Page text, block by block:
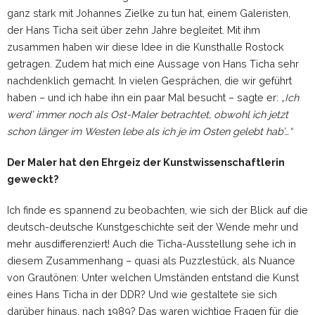
ganz stark mit Johannes Zielke zu tun hat, einem Galeristen,
der Hans Ticha seit über zehn Jahre begleitet. Mit ihm
zusammen haben wir diese Idee in die Kunsthalle Rostock
getragen. Zudem hat mich eine Aussage von Hans Ticha sehr
nachdenklich gemacht. In vielen Gesprächen, die wir geführt
haben – und ich habe ihn ein paar Mal besucht – sagte er: „Ich
werd’ immer noch als Ost-Maler betrachtet, obwohl ich jetzt
schon länger im Westen lebe als ich je im Osten gelebt hab’…“
Der Maler hat den Ehrgeiz der Kunstwissenschaftlerin
geweckt?
Ich finde es spannend zu beobachten, wie sich der Blick auf die
deutsch-deutsche Kunstgeschichte seit der Wende mehr und
mehr ausdifferenziert! Auch die Ticha-Ausstellung sehe ich in
diesem Zusammenhang – quasi als Puzzlestück, als Nuance
von Grautönen: Unter welchen Umständen entstand die Kunst
eines Hans Ticha in der DDR? Und wie gestaltete sie sich
darüber hinaus, nach 1989? Das waren wichtige Fragen für die